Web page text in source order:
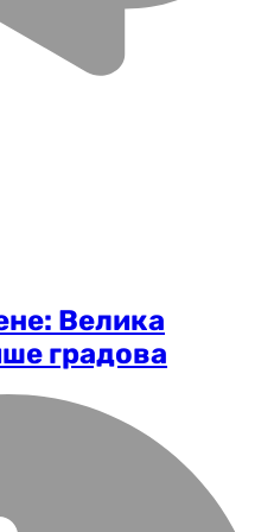
Велика
градова